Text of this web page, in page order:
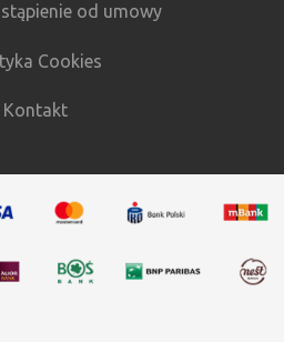
od umowy
Cookies
Kontakt